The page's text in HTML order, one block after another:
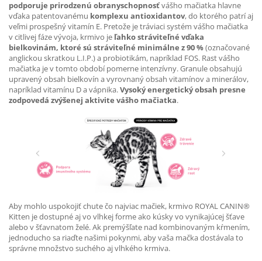
podporuje prirodzenú obranyschopnosťvášho mačiatka hlavne
vďaka patentovanému komplexu antioxidantov, do ktorého patrí aj
veľmi prospešný vitamín E. Pretože je tráviaci systém vášho mačiatka
v citlivej fáze vývoja, krmivo je ľahko stráviteľné vďaka
bielkovinám, ktoré sú stráviteľné minimálne z 90 %(označované
anglickou skratkou L.I.P.) a probiotikám, napríklad FOS. Rast vášho
mačiatka je v tomto období pomerne intenzívny. Granule obsahujú
upravený obsah bielkovín a vyrovnaný obsah vitamínov a minerálov,
napríklad vitamínu D a vápnika.Vysoký energetický obsah presne
zodpovedá zvýšenej aktivite vášho mačiatka.
Aby mohlo uspokojiť chute čo najviac mačiek, krmivo ROYAL CANIN®
Kitten je dostupné aj vo vlhkej forme ako kúsky vo vynikajúcej šťave
alebo v šťavnatom želé. Ak premýšľate nad kombinovaným kŕmením,
jednoducho sa riaďte našimi pokynmi, aby vaša mačka dostávala to
správne množstvo suchého aj vlhkého krmiva.